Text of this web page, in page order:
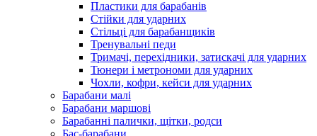
Пластики для барабанів
Стійки для ударних
Стільці для барабанщиків
Тренувальні педи
Тримачі, перехідники, затискачі для ударних
Тюнери і метрономи для ударних
Чохли, кофри, кейси для ударних
Барабани малі
Барабани маршові
Барабанні палички, щітки, родси
Бас-барабани